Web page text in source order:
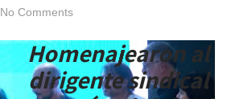
No Comments
Homenajearon al
dirigente sindical